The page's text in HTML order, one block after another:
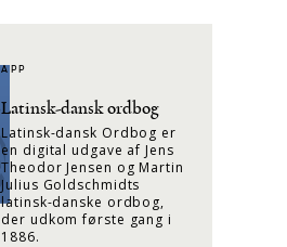
APP
Latinsk-dansk ordbog
Latinsk-dansk Ordbog er
en digital udgave af Jens
Theodor Jensen og Martin
Julius Goldschmidts
latinsk-danske ordbog,
der udkom første gang i
1886.